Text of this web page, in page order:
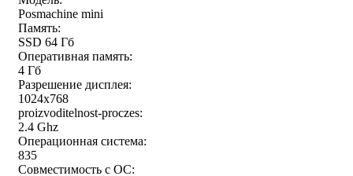
Posmachine mini
Память:
SSD 64 Гб
Оперативная память:
4 Гб
Разрешение дисплея:
1024x768
proizvoditelnost-proczes:
2.4 Ghz
Операционная система:
835
Совместимость с ОС: